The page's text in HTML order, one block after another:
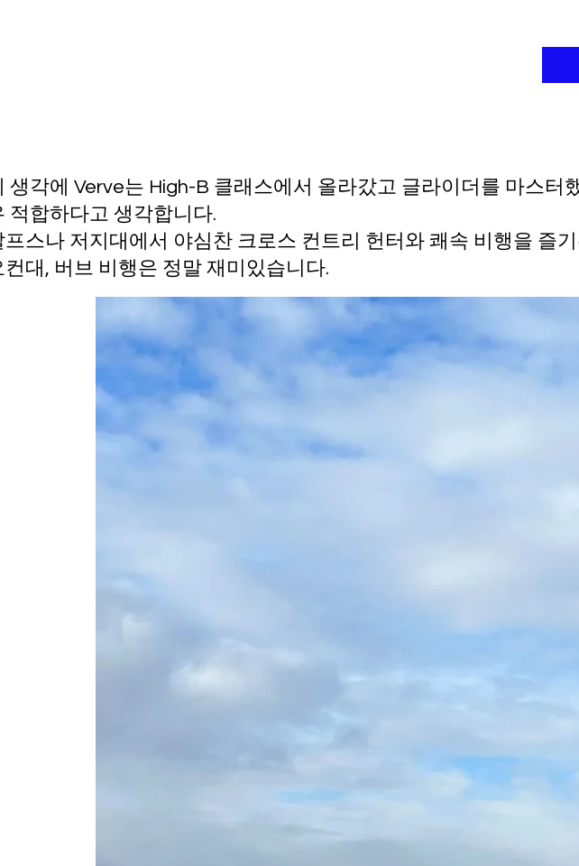
생각에 Verve는 High-B 클래스에서 올라갔고 글라이더를 마스
적합하다고 생각합니다.
프스나 저지대에서 야심찬 크로스 컨트리 헌터와 쾌속 비행을 즐
컨대, 버브 비행은 정말 재미있습니다.